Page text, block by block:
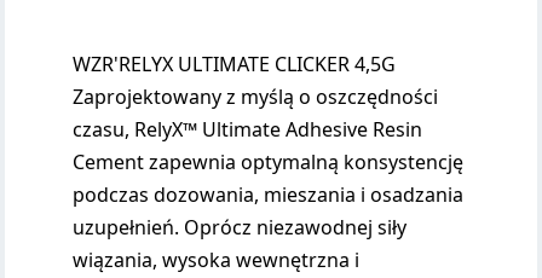
WZR'RELYX ULTIMATE CLICKER 4,5G
Zaprojektowany z myślą o oszczędności
czasu, RelyX™ Ultimate Adhesive Resin
Cement zapewnia optymalną konsystencję
podczas dozowania, mieszania i osadzania
uzupełnień. Oprócz niezawodnej siły
wiązania, wysoka wewnętrzna i